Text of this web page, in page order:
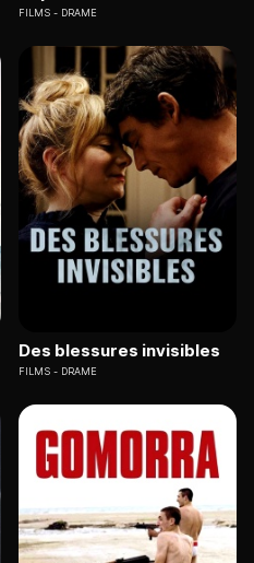
FILMS DRAME
Des blessures invisibles
FILMS DRAME